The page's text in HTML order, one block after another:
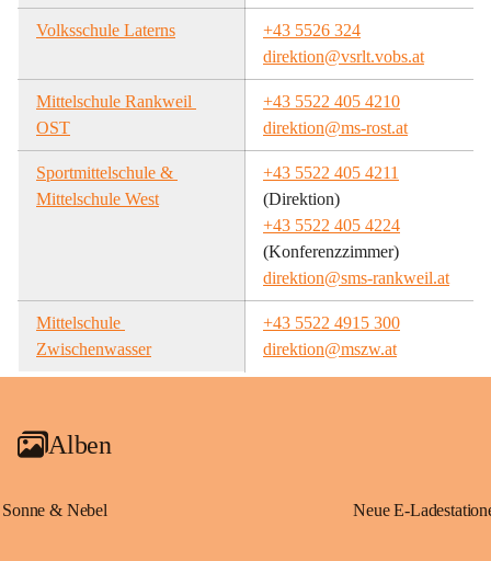
Volksschule Laterns
+43 5526 324
direktion@vsrlt.vobs.at
Mittelschule Rankweil
OST
+43 5522 405 4210
direktion@ms-rost.at
Sportmittelschule &
Mittelschule West
+43 5522 405 4211
(Direktion)
+43 5522 405 4224
(Konferenzzimmer)
direktion@sms-rankweil.at
Mittelschule
Zwischenwasser
+43 5522 4915 300
direktion@mszw.at
Alben
Sonne & Nebel